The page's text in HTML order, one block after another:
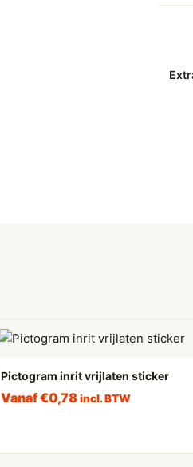
Pictogram inrit vrijlaten sticker
Vanaf€0,78 incl. BTW